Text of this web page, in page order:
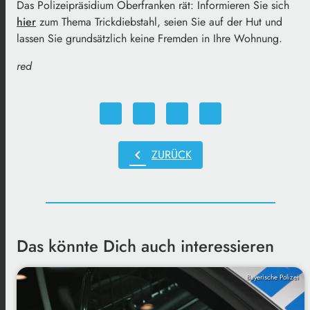
Das Polizeipräsidium Oberfranken rät: Informieren Sie sich
hier zum Thema Trickdiebstahl, seien Sie auf der Hut und
lassen Sie grundsätzlich keine Fremden in Ihre Wohnung.
red
chevron_left ZURÜCK
Das könnte Dich auch interessieren
Bayerische Polizei